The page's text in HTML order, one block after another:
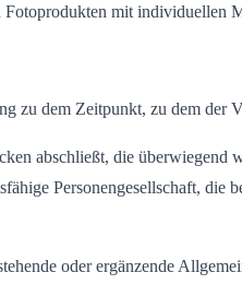
mit individuellen
zu dem Zeitpunkt, zu dem
abschließt, die
Personengesellschaft,
oder ergänzende